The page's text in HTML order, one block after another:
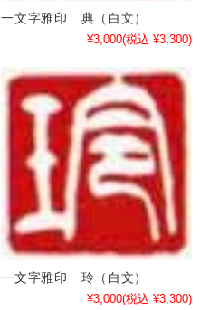
一文字雅印 典（白文）
¥3,000(税込 ¥3,300)
一文字雅印 玲（白文）
¥3,000(税込 ¥3,300)